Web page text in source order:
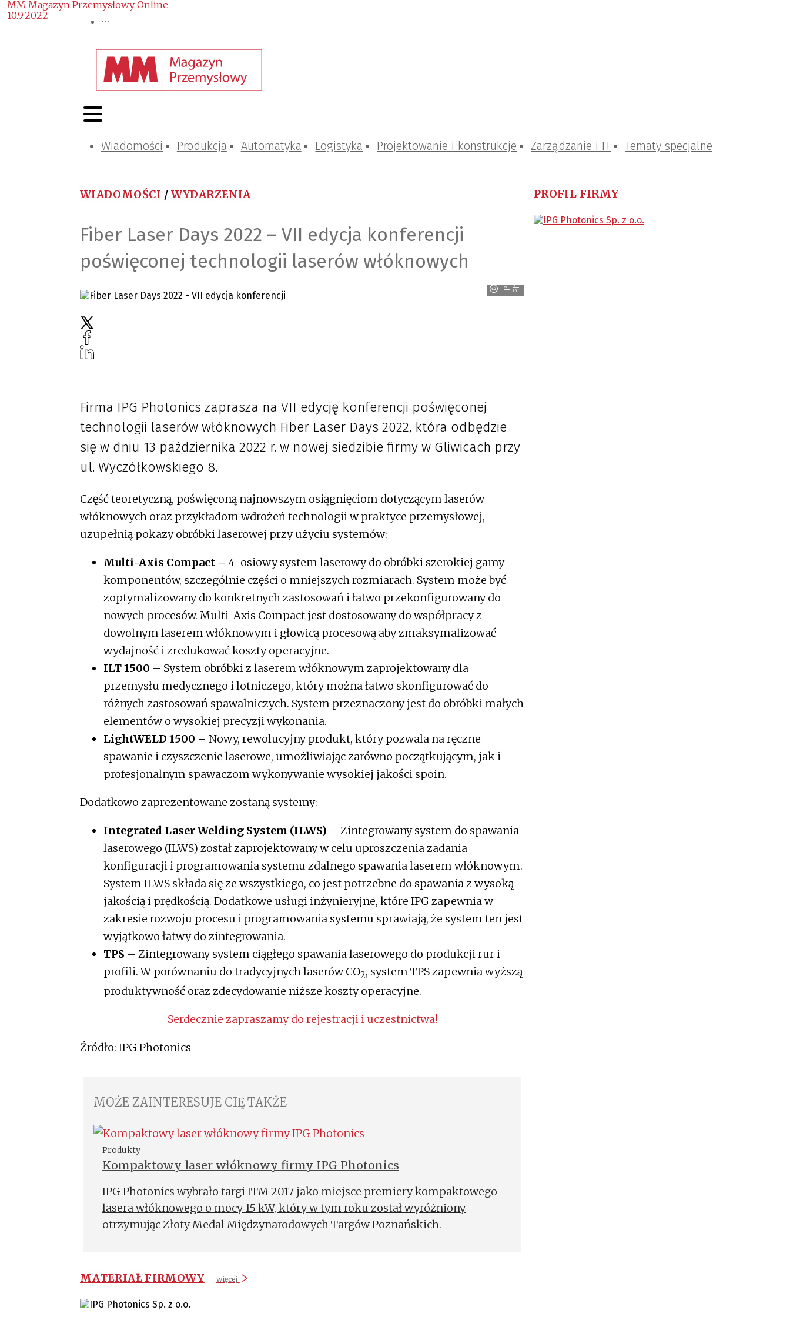
Wiadomości Produkcja Automatyka Logistyka Projektowanie i konstrukcje Zarządzanie i IT Tematy specjalne
WIADOMOŚCI / WYDARZENIA
Fiber Laser Days 2022 – VII edycja konferencji
poświęconej technologii laserów włóknowych
I
P
G
P
h
o
t
o
n
i
cs
MM Magazyn Przemysłowy Online
10.9.2022
Firma IPG Photonics zaprasza na VII edycję konferencji poświęconej
technologii laserów włóknowych Fiber Laser Days 2022, która odbędzie
się w dniu 13 października 2022 r. w nowej siedzibie firmy w Gliwicach przy
ul. Wyczółkowskiego 8.
Część teoretyczną, poświęconą najnowszym osiągnięciom dotyczącym laserów
włóknowych oraz przykładom wdrożeń technologii w praktyce przemysłowej,
uzupełnią pokazy obróbki laserowej przy użyciu systemów:
Multi-Axis Compact – 4-osiowy system laserowy do obróbki szerokiej gamy
komponentów, szczególnie części o mniejszych rozmiarach. System może być
zoptymalizowany do konkretnych zastosowań i łatwo przekonfigurowany do
nowych procesów. Multi-Axis Compact jest dostosowany do współpracy z
dowolnym laserem włóknowym i głowicą procesową aby zmaksymalizować
wydajność i zredukować koszty operacyjne.
ILT 1500 – System obróbki z laserem włóknowym zaprojektowany dla
przemysłu medycznego i lotniczego, który można łatwo skonfigurować do
różnych zastosowań spawalniczych. System przeznaczony jest do obróbki małych
elementów o wysokiej precyzji wykonania.
LightWELD 1500 – Nowy, rewolucyjny produkt, który pozwala na ręczne
spawanie i czyszczenie laserowe, umożliwiając zarówno początkującym, jak i
profesjonalnym spawaczom wykonywanie wysokiej jakości spoin.
Dodatkowo zaprezentowane zostaną systemy:
Integrated Laser Welding System (ILWS) – Zintegrowany system do spawania
laserowego (ILWS) został zaprojektowany w celu uproszczenia zadania
konfiguracji i programowania systemu zdalnego spawania laserem włóknowym.
System ILWS składa się ze wszystkiego, co jest potrzebne do spawania z wysoką
jakością i prędkością. Dodatkowe usługi inżynieryjne, które IPG zapewnia w
zakresie rozwoju procesu i programowania systemu sprawiają, że system ten jest
wyjątkowo łatwy do zintegrowania.
TPS – Zintegrowany system ciągłego spawania laserowego do produkcji rur i
profili. W porównaniu do tradycyjnych laserów CO2, system TPS zapewnia wyższą
produktywność oraz zdecydowanie niższe koszty operacyjne.
Serdecznie zapraszamy do rejestracji i uczestnictwa!
Źródło: IPG Photonics
MOŻE ZAINTERESUJE CIĘ TAKŻE
Produkty
Kompaktowy laser włóknowy firmy IPG Photonics
IPG Photonics wybrało targi ITM 2017 jako miejsce premiery kompaktowego
lasera włóknowego o mocy 15 kW, który w tym roku został wyróżniony
otrzymując Złoty Medal Międzynarodowych Targów Poznańskich.
MATERIAŁ FIRMOWY więcej
PROFIL FIRMY